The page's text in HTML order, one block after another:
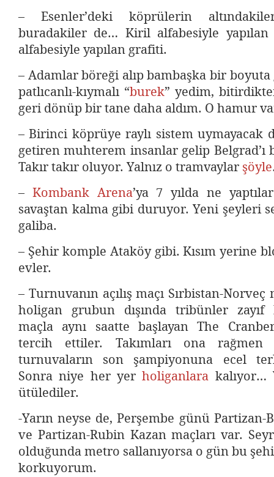
– Esenler’deki köprülerin
buradakiler de… Kiril alfabesiyle
alfabesiyle yapılan grafiti.
– Adamlar böreği alıp bambaşka bir
patlıcanlı-kıymalı “burek” yedim,
geri dönüp bir tane daha aldım. O hamur var
– Birinci köprüye raylı sistem uymayacak
getiren muhterem insanlar gelip Belgrad’ı
Takır takır oluyor. Yalnız o tramvaylar şöyle
– Kombank Arena’ya 7 yılda ne
savaştan kalma gibi duruyor. Yeni şeyleri
galiba.
– Şehir komple Ataköy gibi. Kısım yerine
evler.
– Turnuvanın açılış maçı Sırbistan-Norveç
holigan grubun dışında tribünler zayıf
maçla aynı saatte başlayan The
tercih ettiler. Takımları ona
turnuvaların son şampiyonuna ecel
Sonra niye her yer holiganlara kalıyor…
ütülediler.
-Yarın neyse de, Perşembe günü Partizan-
ve Partizan-Rubin Kazan maçları var.
olduğunda metro sallanıyorsa o gün bu
korkuyorum.